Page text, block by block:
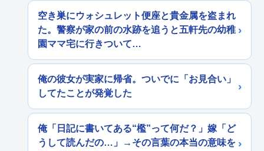
空き巣にウォシュレット便座と貴金属を盗まれ
た。警察が家の前の水跡を追うと五軒先の幼稚
園ママ宅に行きついて…
俺の彼女が実家に帰省。ついでに「お見合い」
してたことが発覚した
俺「日記に書いてある“檻”って何だ？」嫁「ど
うして読んだの…」→その言葉の本当の意味を